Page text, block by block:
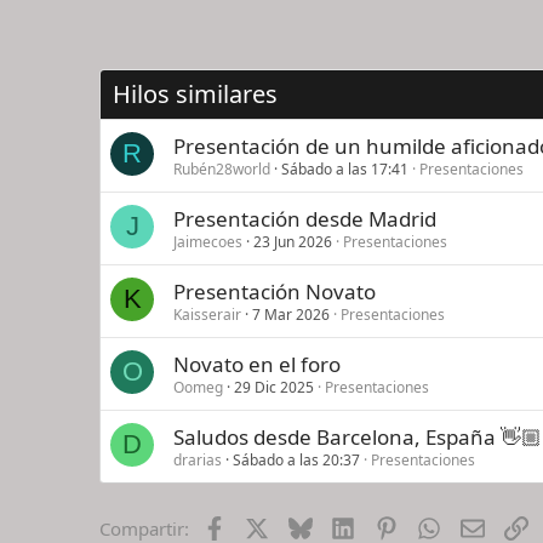
Hilos similares
R Presentación de un humilde
Rubén28world Sábado a las 17:41 Presentaciones
J Presentación desde Madrid
Jaimecoes 23 Jun 2026 Presentaciones
K Presentación Novato
Kaisserair 7 Mar 2026 Presentaciones
O Novato en el foro
Oomeg 29 Dic 2025 Presentaciones
D Saludos desde Barcelona, España 👋🏼
drarias Sábado a las 20:37 Presentaciones
Compartir: Facebook BlueskyLinkedInPinterestWhatsApp
Email